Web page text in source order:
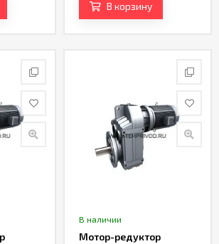
В корзину
В наличии
Мотор-редуктор